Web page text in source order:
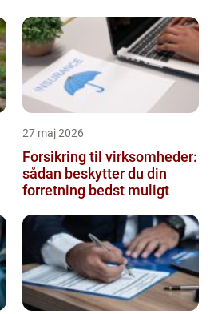
27 maj 2026
Forsikring til virksomheder:
sådan beskytter du din
forretning bedst muligt